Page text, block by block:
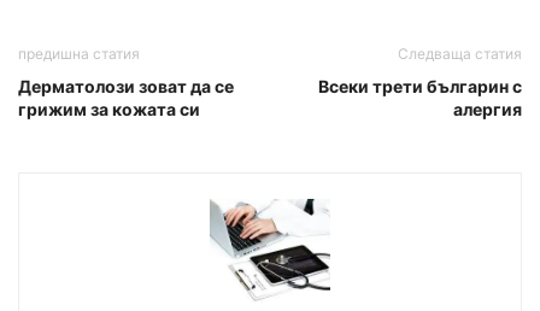
предишна статия
Дерматолози зоват да се
грижим за кожата си
Следваща статия
Всеки трети българин с
алергия